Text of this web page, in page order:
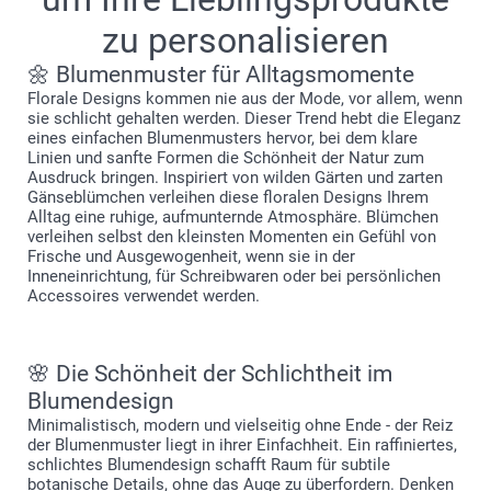
zu personalisieren
🌼 Blumenmuster für Alltagsmomente
Florale Designs kommen nie aus der Mode, vor allem, wenn
sie schlicht gehalten werden. Dieser Trend hebt die Eleganz
eines einfachen Blumenmusters hervor, bei dem klare
Linien und sanfte Formen die Schönheit der Natur zum
Ausdruck bringen. Inspiriert von wilden Gärten und zarten
Gänseblümchen verleihen diese floralen Designs Ihrem
Alltag eine ruhige, aufmunternde Atmosphäre. Blümchen
verleihen selbst den kleinsten Momenten ein Gefühl von
Frische und Ausgewogenheit, wenn sie in der
Inneneinrichtung, für Schreibwaren oder bei persönlichen
Accessoires verwendet werden.
🌸 Die Schönheit der Schlichtheit im
Blumendesign
Minimalistisch, modern und vielseitig ohne Ende - der Reiz
der Blumenmuster liegt in ihrer Einfachheit. Ein raffiniertes,
schlichtes Blumendesign schafft Raum für subtile
botanische Details, ohne das Auge zu überfordern. Denken